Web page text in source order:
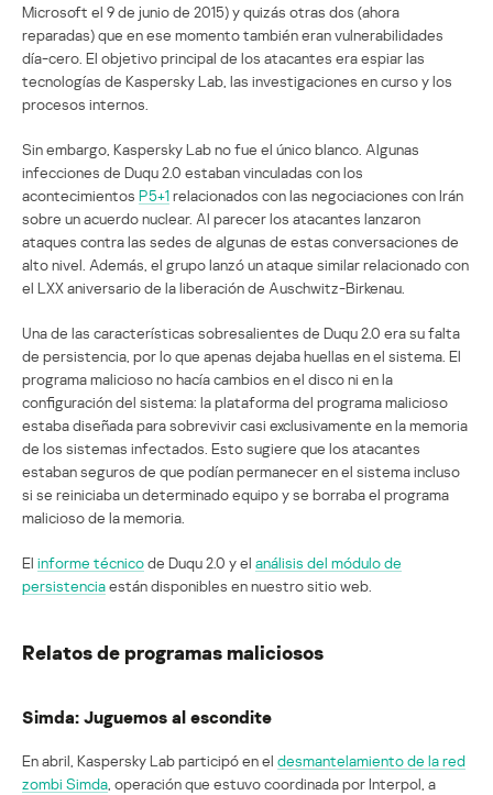
Microsoft el 9 de junio de 2015) y quizás otras dos (ahora
reparadas) que en ese momento también eran vulnerabilidades
día-cero. El objetivo principal de los atacantes era espiar las
tecnologías de Kaspersky Lab, las investigaciones en curso y los
procesos internos.
Sin embargo, Kaspersky Lab no fue el único blanco. Algunas
infecciones de Duqu 2.0 estaban vinculadas con los
acontecimientos P5+1relacionados con las negociaciones con Irán
sobre un acuerdo nuclear. Al parecer los atacantes lanzaron
ataques contra las sedes de algunas de estas conversaciones de
alto nivel. Además, el grupo lanzó un ataque similar relacionado con
el LXX aniversario de la liberación de Auschwitz-Birkenau.
Una de las características sobresalientes de Duqu 2.0 era su falta
de persistencia, por lo que apenas dejaba huellas en el sistema. El
programa malicioso no hacía cambios en el disco ni en la
configuración del sistema: la plataforma del programa malicioso
estaba diseñada para sobrevivir casi exclusivamente en la memoria
de los sistemas infectados. Esto sugiere que los atacantes
estaban seguros de que podían permanecer en el sistema incluso
si se reiniciaba un determinado equipo y se borraba el programa
malicioso de la memoria.
El informe técnicode Duqu 2.0 y el análisis del módulo de
persistenciaestán disponibles en nuestro sitio web.
Relatos de programas maliciosos
Simda: Juguemos al escondite
En abril, Kaspersky Lab participó en el desmantelamiento de la red
zombi Simda , operación que estuvo coordinada por Interpol, a